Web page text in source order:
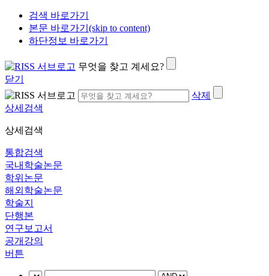
검색 바로가기
본문 바로가기(skip to content)
하단정보 바로가기
무엇을 찾고 계세요?
닫기
삭제
상세검색
상세검색
통합검색
국내학술논문
학위논문
해외학술논문
학술지
단행본
연구보고서
공개강의
버튼